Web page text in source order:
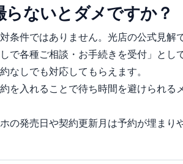
らないとダメですか？
条件ではありません。光店の公式見解
しで各種ご相談・お手続きを受付」とし
なしでも対応してもらえます。
を入れることで待ち時間を避けられる
の発売日や契約更新月は予約が埋まり